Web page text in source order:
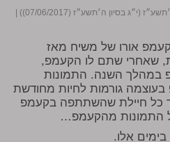
(י״ג בסיון ה׳תשע״ז (07/06/2017))
אורו של משיח מאז
יודעות, שאחרי שתם לו הקעמפ,
במהלך השנה. התמונות
בעוצמה גורמות לחיות מחודשת
כל חיילת שהשתתפה בקעמפ
התמונות מהקעמפ…
אלו.